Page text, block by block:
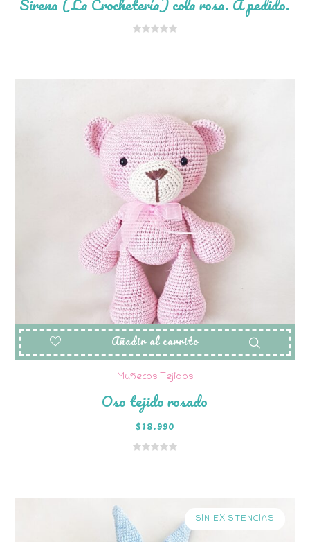
Añadir al carrito
Muñecos Tejidos
Oso tejido rosado
$18.990
SIN EXISTENCIAS